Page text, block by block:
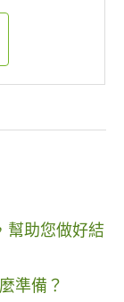
幫助您做好結
準備？